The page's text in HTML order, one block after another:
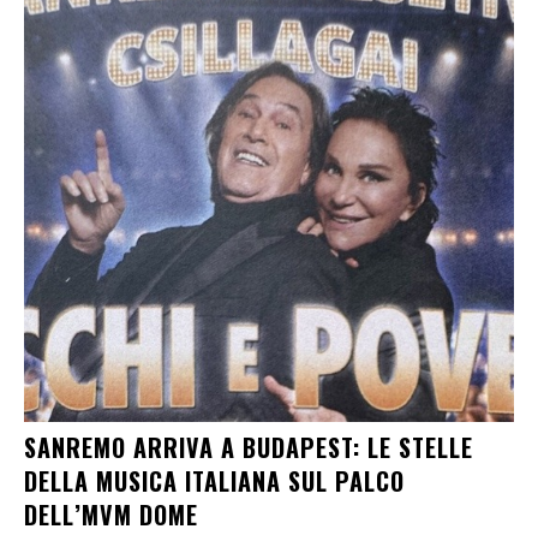
SANREMO ARRIVA A BUDAPEST: LE STELLE
DELLA MUSICA ITALIANA SUL PALCO
DELL’MVM DOME